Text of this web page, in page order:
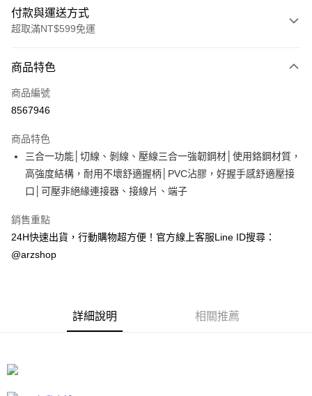
付款與運送方式
超取滿NT$599免運
信用卡一次付款
超商取貨付款
Apple Pay
街口支付
全盈+PAY
ATM付款
每筆NT$60，滿NT$599(含以上)免運費
每筆NT$60，滿NT$599(含以上)免運費
商品特色
商品編號
8567946
商品特色
三合一功能│切線、剝線、壓線三合一強韌鋼材│使用鉻鋼材質，
高強度結構，耐用不壞舒適握柄│PVC沾膠，好握手感舒適壓接
口│可壓非絕緣連接器、接線片、端子
銷售重點
24H快速出貨，行動購物超方便！官方線上客服Line ID搜尋：
@arzshop
詳細說明 相關推薦